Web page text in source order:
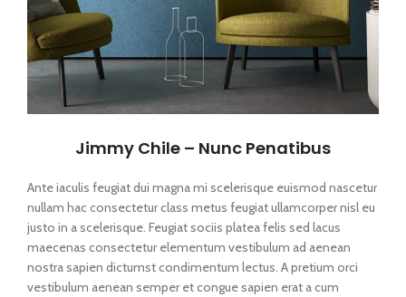
Jimmy Chile – Nunc Penatibus
Ante iaculis feugiat dui magna mi scelerisque euismod nascetur
nullam hac consectetur class metus feugiat ullamcorper nisl eu
justo in a scelerisque. Feugiat sociis platea felis sed lacus
maecenas consectetur elementum vestibulum ad aenean
nostra sapien dictumst condimentum lectus. A pretium orci
vestibulum aenean semper et congue sapien erat a cum